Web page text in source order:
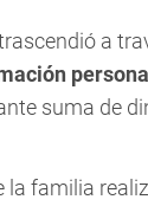
a
suma de
la familia